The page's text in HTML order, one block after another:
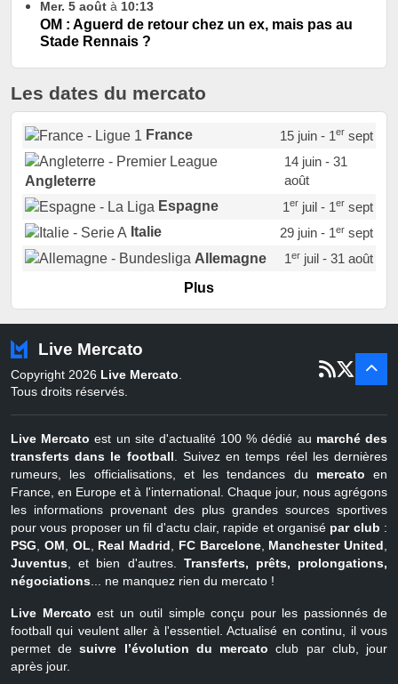
Mer. 5 août à 10:13
OM : Aguerd de retour chez un ex, mais pas au
Stade Rennais ?
Les dates du mercato
France 15 juin - 1ersept
Angleterre
14 juin - 31
août
Espagne
1erjuil - 1ersept
Italie
29 juin - 1ersept
Allemagne
1erjuil - 31 août
Portugal
Pays-Bas
22 juin - 2 sept
Belgique
juil - 31
Plus
Live Mercato
Copyright 2026 Live Mercato
Tous droits réservés.
Live Mercato est un site d'actualité 100 % dédié au marché des
transferts dans le football . Suivez en temps réel les dernières
rumeurs, les officialisations, et les tendances du mercato en
France, en Europe et à l'international. Chaque jour, nous agrégons
les informations provenant des plus grandes sources sportives
pour vous proposer un fil d'actu clair, rapide et organisé par club :
PSG
OM OL Real Madrid FC Barcelone, Manchester United
Juventus , et bien d'autres. Transferts, prêts, prolongations,
négociations ... ne manquez rien du mercato !
Live Mercato est un outil simple conçu pour les passionnés de
football qui veulent aller à l'essentiel. Actualisé en continu, il vous
permet desuivre l’évolution du mercato club par club, jour
après jour.